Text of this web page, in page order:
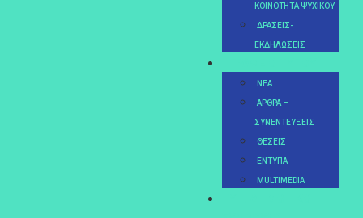
ΚΟΙΝΌΤΗΤΑ ΨΥΧΙΚΟΎ
ΔΡΆΣΕΙΣ-
ΕΚΔΗΛΏΣΕΙΣ
ΝΈΑ
ΆΡΘΡΑ –
ΣΥΝΕΝΤΕΎΞΕΙΣ
ΘΈΣΕΙΣ
ΈΝΤΥΠΑ
MULTIMEDIA